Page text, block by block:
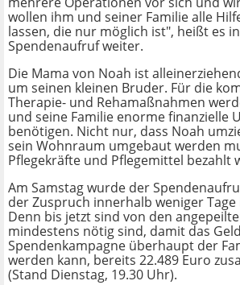
wollen ihm und seiner Familie alle
lassen, die nur möglich ist", heißt es
Spendenaufruf weiter.
Die Mama von Noah ist
um seinen kleinen Bruder. Für die
Therapie- und Rehamaßnahmen
und seine Familie enorme finanzielle
benötigen. Nicht nur, dass Noah
sein Wohnraum umgebaut werden
Pflegekräfte und Pflegemittel bezahlt
Am Samstag wurde der
der Zuspruch innerhalb weniger
Denn bis jetzt sind von den
mindestens nötig sind, damit das
Spendenkampagne überhaupt der
werden kann, bereits 22.489 Euro
(Stand Dienstag, 19.30 Uhr).